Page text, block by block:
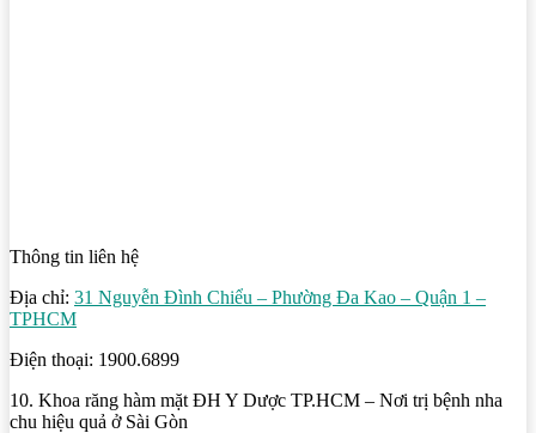
Thông tin liên hệ
Địa chỉ: 31 Nguyễn Đình Chiểu – Phường Đa Kao – Quận 1 –
TPHCM
Điện thoại: 1900.6899
10. Khoa răng hàm mặt ĐH Y Dược TP.HCM – Nơi trị bệnh nha
chu hiệu quả ở Sài Gòn